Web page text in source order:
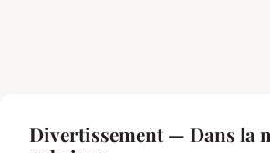
Divertissement — Dans la